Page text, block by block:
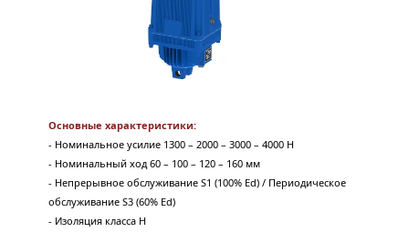
Основные характеристики:
- Номинальное усилие 1300 – 2000 – 3000 – 4000 Н
- Номинальный ход 60 – 100 – 120 – 160 мм
- Непрерывное обслуживание S1 (100% Ed) / Периодическое
обслуживание S3 (60% Ed)
- Изоляция класса H